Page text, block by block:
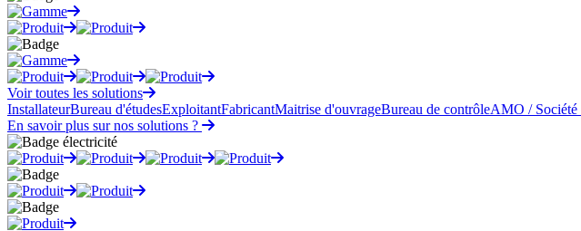
Voir toutes les solutions
InstallateurBureau d'étudesExploitantFabricantMaitrise d'ouvrageBureau de contrôleAMO / Société
En savoir plus sur nos solutions ?